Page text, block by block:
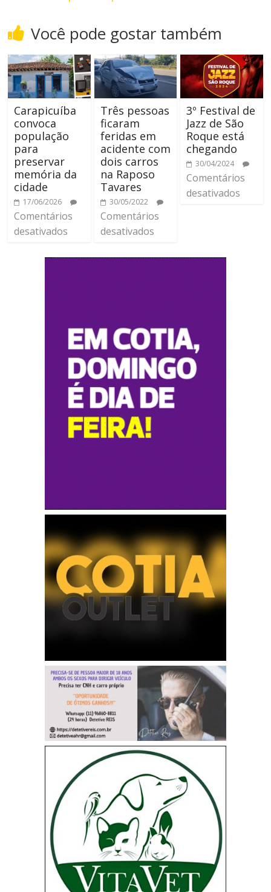
Você pode gostar também
Carapicuíba
convoca
população
para
preservar
memória da
cidade
17/06/2026
Comentários
desativados
Três pessoas
ficaram
feridas em
acidente com
dois carros
na Raposo
Tavares
30/05/2022
Comentários
desativados
3º Festival de
Jazz de São
Roque está
chegando
30/04/2024
Comentários
desativados